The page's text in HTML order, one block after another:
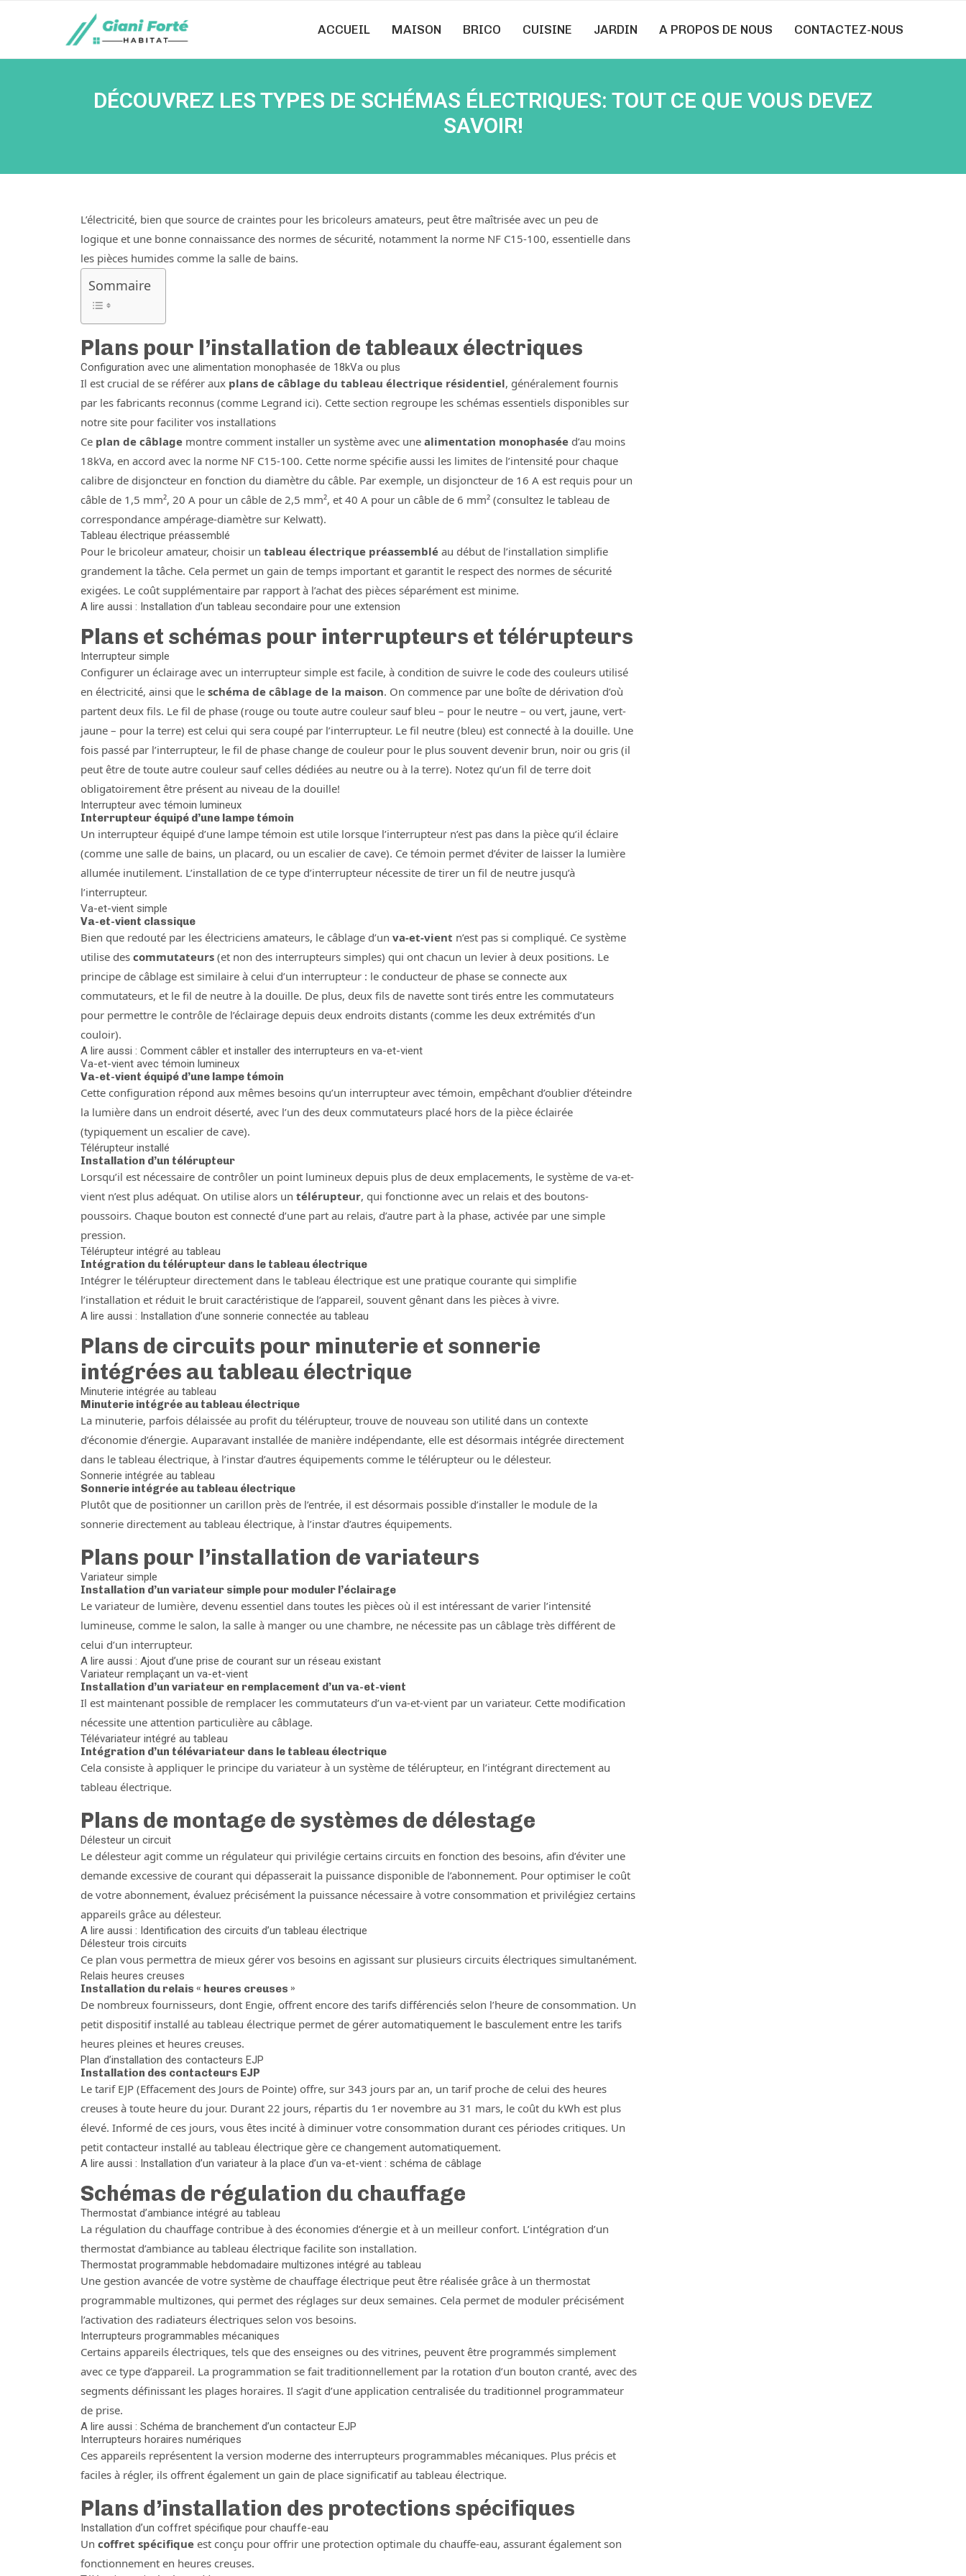
ACCUEIL MAISON BRICO CUISINE JARDIN A PROPOS DE NOUS CONTACTEZ-NOUS
DÉCOUVREZ LES TYPES DE SCHÉMAS ÉLECTRIQUES: TOUT CE QUE VOUS DEVEZ
SAVOIR!
L’électricité, bien que source de craintes pour les bricoleurs amateurs, peut être maîtrisée avec un peu de
logique et une bonne connaissance des normes de sécurité, notamment la norme NF C15-100, essentielle dans
les pièces humides comme la salle de bains.
Sommaire
Plans pour l’installation de tableaux électriques
Configuration avec une alimentation monophasée de 18kVa ou plus
Il est crucial de se référer aux plans de câblage du tableau électrique résidentiel, généralement fournis
par les fabricants reconnus (comme Legrand ici). Cette section regroupe les schémas essentiels disponibles sur
notre site pour faciliter vos installations
Ce plan de câblage montre comment installer un système avec une alimentation monophasée d’au moins
18kVa, en accord avec la norme NF C15-100. Cette norme spécifie aussi les limites de l’intensité pour chaque
calibre de disjoncteur en fonction du diamètre du câble. Par exemple, un disjoncteur de 16 A est requis pour un
câble de 1,5 mm², 20 A pour un câble de 2,5 mm², et 40 A pour un câble de 6 mm² (consultez le tableau de
correspondance ampérage-diamètre sur Kelwatt).
Tableau électrique préassemblé
Pour le bricoleur amateur, choisir un tableau électrique préassemblé au début de l’installation simplifie
grandement la tâche. Cela permet un gain de temps important et garantit le respect des normes de sécurité
exigées. Le coût supplémentaire par rapport à l’achat des pièces séparément est minime.
A lire aussi : Installation d’un tableau secondaire pour une extension
Plans et schémas pour interrupteurs et télérupteurs
Interrupteur simple
Configurer un éclairage avec un interrupteur simple est facile, à condition de suivre le code des couleurs utilisé
en électricité, ainsi que le schéma de câblage de la maison. On commence par une boîte de dérivation d’où
partent deux fils. Le fil de phase (rouge ou toute autre couleur sauf bleu – pour le neutre – ou vert, jaune, vert-
jaune – pour la terre) est celui qui sera coupé par l’interrupteur. Le fil neutre (bleu) est connecté à la douille. Une
fois passé par l’interrupteur, le fil de phase change de couleur pour le plus souvent devenir brun, noir ou gris (il
peut être de toute autre couleur sauf celles dédiées au neutre ou à la terre). Notez qu’un fil de terre doit
obligatoirement être présent au niveau de la douille!
Interrupteur avec témoin lumineux
Interrupteur équipé d’une lampe témoin
Un interrupteur équipé d’une lampe témoin est utile lorsque l’interrupteur n’est pas dans la pièce qu’il éclaire
(comme une salle de bains, un placard, ou un escalier de cave). Ce témoin permet d’éviter de laisser la lumière
allumée inutilement. L’installation de ce type d’interrupteur nécessite de tirer un fil de neutre jusqu’à
l’interrupteur.
Va-et-vient simple
Va-et-vient classique
Bien que redouté par les électriciens amateurs, le câblage d’un va-et-vient n’est pas si compliqué. Ce système
utilise des commutateurs (et non des interrupteurs simples) qui ont chacun un levier à deux positions. Le
principe de câblage est similaire à celui d’un interrupteur : le conducteur de phase se connecte aux
commutateurs, et le fil de neutre à la douille. De plus, deux fils de navette sont tirés entre les commutateurs
pour permettre le contrôle de l’éclairage depuis deux endroits distants (comme les deux extrémités d’un
couloir).
A lire aussi : Comment câbler et installer des interrupteurs en va-et-vient
Va-et-vient avec témoin lumineux
Va-et-vient équipé d’une lampe témoin
Cette configuration répond aux mêmes besoins qu’un interrupteur avec témoin, empêchant d’oublier d’éteindre
la lumière dans un endroit déserté, avec l’un des deux commutateurs placé hors de la pièce éclairée
(typiquement un escalier de cave).
Télérupteur installé
Installation d’un télérupteur
Lorsqu’il est nécessaire de contrôler un point lumineux depuis plus de deux emplacements, le système de va-et-
vient n’est plus adéquat. On utilise alors un télérupteur, qui fonctionne avec un relais et des boutons-
poussoirs. Chaque bouton est connecté d’une part au relais, d’autre part à la phase, activée par une simple
pression.
Télérupteur intégré au tableau
Intégration du télérupteur dans le tableau électrique
Intégrer le télérupteur directement dans le tableau électrique est une pratique courante qui simplifie
l’installation et réduit le bruit caractéristique de l’appareil, souvent gênant dans les pièces à vivre.
A lire aussi : Installation d’une sonnerie connectée au tableau
Plans de circuits pour minuterie et sonnerie
intégrées au tableau électrique
Minuterie intégrée au tableau
Minuterie intégrée au tableau électrique
La minuterie, parfois délaissée au profit du télérupteur, trouve de nouveau son utilité dans un contexte
d’économie d’énergie. Auparavant installée de manière indépendante, elle est désormais intégrée directement
dans le tableau électrique, à l’instar d’autres équipements comme le télérupteur ou le délesteur.
Sonnerie intégrée au tableau
Sonnerie intégrée au tableau électrique
Plutôt que de positionner un carillon près de l’entrée, il est désormais possible d’installer le module de la
sonnerie directement au tableau électrique, à l’instar d’autres équipements.
Plans pour l’installation de variateurs
Variateur simple
Installation d’un variateur simple pour moduler l’éclairage
Le variateur de lumière, devenu essentiel dans toutes les pièces où il est intéressant de varier l’intensité
lumineuse, comme le salon, la salle à manger ou une chambre, ne nécessite pas un câblage très différent de
celui d’un interrupteur.
A lire aussi : Ajout d’une prise de courant sur un réseau existant
Variateur remplaçant un va-et-vient
Installation d’un variateur en remplacement d’un va-et-vient
Il est maintenant possible de remplacer les commutateurs d’un va-et-vient par un variateur. Cette modification
nécessite une attention particulière au câblage.
Télévariateur intégré au tableau
Intégration d’un télévariateur dans le tableau électrique
Cela consiste à appliquer le principe du variateur à un système de télérupteur, en l’intégrant directement au
tableau électrique.
Plans de montage de systèmes de délestage
Délesteur un circuit
Le délesteur agit comme un régulateur qui privilégie certains circuits en fonction des besoins, afin d’éviter une
demande excessive de courant qui dépasserait la puissance disponible de l’abonnement. Pour optimiser le coût
de votre abonnement, évaluez précisément la puissance nécessaire à votre consommation et privilégiez certains
appareils grâce au délesteur.
A lire aussi : Identification des circuits d’un tableau électrique
Délesteur trois circuits
Ce plan vous permettra de mieux gérer vos besoins en agissant sur plusieurs circuits électriques simultanément.
Relais heures creuses
Installation du relais « heures creuses »
De nombreux fournisseurs, dont Engie, offrent encore des tarifs différenciés selon l’heure de consommation. Un
petit dispositif installé au tableau électrique permet de gérer automatiquement le basculement entre les tarifs
heures pleines et heures creuses.
Plan d’installation des contacteurs EJP
Installation des contacteurs EJP
Le tarif EJP (Effacement des Jours de Pointe) offre, sur 343 jours par an, un tarif proche de celui des heures
creuses à toute heure du jour. Durant 22 jours, répartis du 1er novembre au 31 mars, le coût du kWh est plus
élevé. Informé de ces jours, vous êtes incité à diminuer votre consommation durant ces périodes critiques. Un
petit contacteur installé au tableau électrique gère ce changement automatiquement.
A lire aussi : Installation d’un variateur à la place d’un va-et-vient : schéma de câblage
Schémas de régulation du chauffage
Thermostat d’ambiance intégré au tableau
La régulation du chauffage contribue à des économies d’énergie et à un meilleur confort. L’intégration d’un
thermostat d’ambiance au tableau électrique facilite son installation.
Thermostat programmable hebdomadaire multizones intégré au tableau
Une gestion avancée de votre système de chauffage électrique peut être réalisée grâce à un thermostat
programmable multizones, qui permet des réglages sur deux semaines. Cela permet de moduler précisément
l’activation des radiateurs électriques selon vos besoins.
Interrupteurs programmables mécaniques
Certains appareils électriques, tels que des enseignes ou des vitrines, peuvent être programmés simplement
avec ce type d’appareil. La programmation se fait traditionnellement par la rotation d’un bouton cranté, avec des
segments définissant les plages horaires. Il s’agit d’une application centralisée du traditionnel programmateur
de prise.
A lire aussi : Schéma de branchement d’un contacteur EJP
Interrupteurs horaires numériques
Ces appareils représentent la version moderne des interrupteurs programmables mécaniques. Plus précis et
faciles à régler, ils offrent également un gain de place significatif au tableau électrique.
Plans d’installation des protections spécifiques
Installation d’un coffret spécifique pour chauffe-eau
Un coffret spécifique est conçu pour offrir une protection optimale du chauffe-eau, assurant également son
fonctionnement en heures creuses.